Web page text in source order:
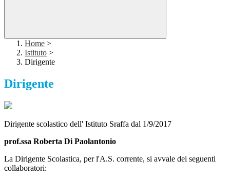
Home >
Istituto >
Dirigente
Dirigente
Dirigente scolastico dell' Istituto Sraffa dal 1/9/2017
prof.ssa Roberta Di Paolantonio
La Dirigente Scolastica, per l'A.S. corrente, si avvale dei seguenti
collaboratori: